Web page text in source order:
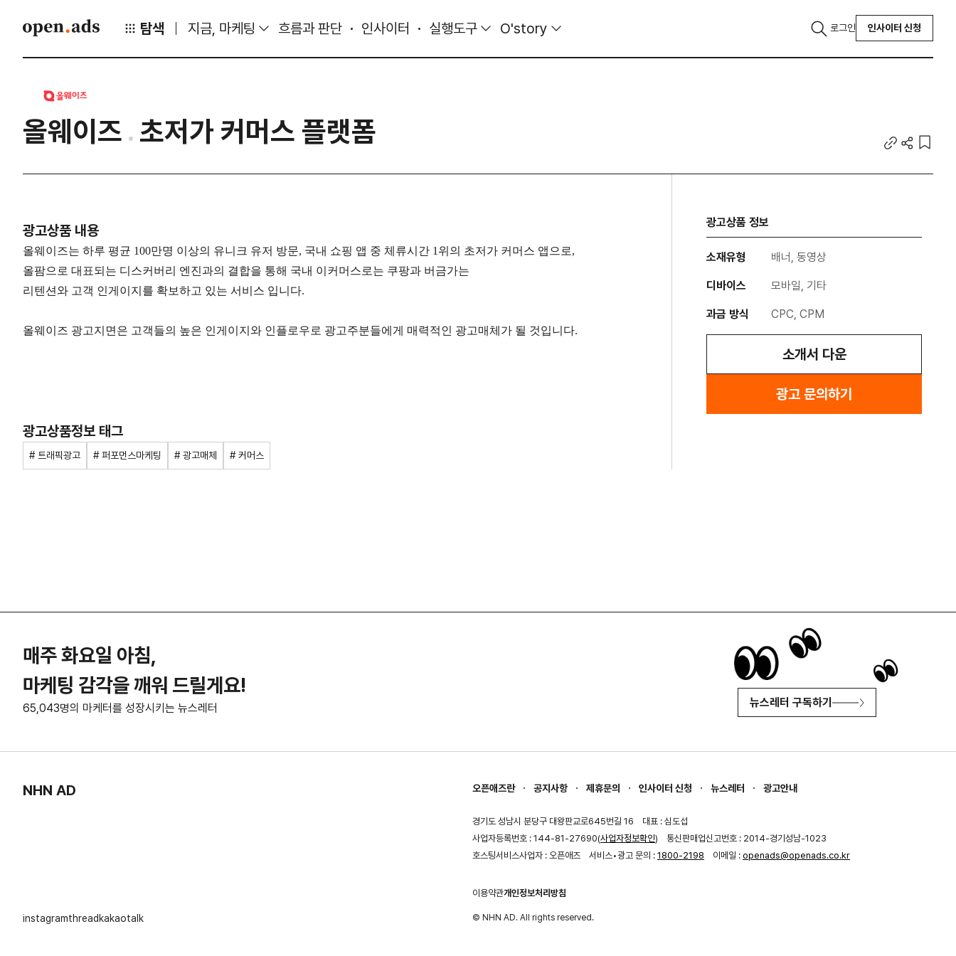
탐색 지금, 마케팅 흐름과 판단 인사이터 실행도구 O'story 로그인 인사이터 신청
올웨이즈 초저가 커머스 플랫폼
광고상품 내용
올웨이즈는 하루 평균 100만명 이상의 유니크 유저 방문, 국내 쇼핑 앱 중 체류시간 1위의 초저가 커머스 앱으로,
올팜으로 대표되는 디스커버리 엔진과의 결합을 통해 국내 이커머스로는 쿠팡과 버금가는
리텐션와 고객 인게이지를 확보하고 있는 서비스 입니다.
올웨이즈 광고지면은 고객들의 높은 인게이지와 인플로우로 광고주분들에게 매력적인 광고매체가 될 것입니다.
광고상품정보 태그
# 트래픽광고 # 퍼포먼스마케팅 # 광고매체 # 커머스
광고상품 정보
소재유형 배너, 동영상
디바이스 모바일, 기타
과금 방식 CPC, CPM
소개서 다운
광고 문의하기
매주 화요일 아침,
마케팅 감각을 깨워 드릴게요!
65,043명의 마케터를 성장시키는 뉴스레터 뉴스레터 구독하기
NHN AD 오픈애즈란 공지사항 제휴문의 인사이터 신청 뉴스레터 광고안내
경기도 성남시 분당구 대왕판교로645번길 16
대표 : 심도섭
사업자등록번호 : 144-81-27690(사업자정보확인)
통신판매업신고번호 : 2014-경기성남-1023
호스팅서비스사업자 : 오픈애즈
서비스•광고 문의 : 1800-2198 이메일 : openads@openads.co.kr
이용약관개인정보처리방침
instagramthreadkakaotalk © NHN AD. All rights reserved.